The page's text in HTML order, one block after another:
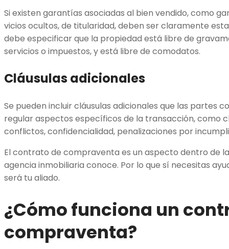
Si existen garantías asociadas al bien vendido, como
vicios ocultos, de titularidad, deben ser claramente
debe especificar que la propiedad está libre de
servicios o impuestos, y está libre de comodatos.
Cláusulas adicionales
Se pueden incluir cláusulas adicionales que las partes
regular aspectos específicos de la transacción, como
conflictos, confidencialidad, penalizaciones por
El contrato de compraventa es un aspecto dentro de
agencia inmobiliaria conoce. Por lo que sí necesitas
será tu aliado.
¿Cómo funciona un
compraventa?